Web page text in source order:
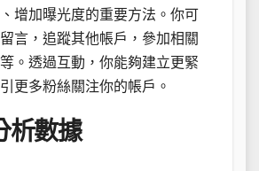
增加曝光度的重要方法。你可
言，追蹤其他帳戶，參加相關
。透過互動，你能夠建立更緊
更多粉絲關注你的帳戶。
析數據